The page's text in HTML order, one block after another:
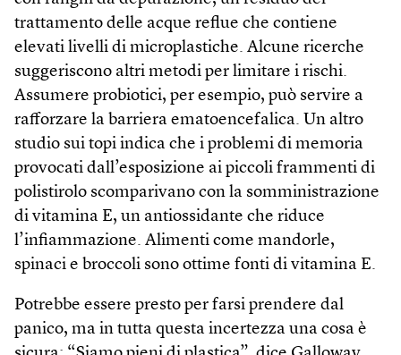
trattamento delle acque reflue che contiene
elevati livelli di microplastiche. Alcune ricerche
suggeriscono altri metodi per limitare i rischi.
Assumere probiotici, per esempio, può servire a
rafforzare la barriera ematoencefalica. Un altro
studio sui topi indica che i problemi di memoria
provocati dall’esposizione ai piccoli frammenti di
polistirolo scomparivano con la somministrazione
di vitamina E, un antiossidante che riduce
l’infiammazione. Alimenti come mandorle,
spinaci e broccoli sono ottime fonti di vitamina E.
Potrebbe essere presto per farsi prendere dal
panico, ma in tutta questa incertezza una cosa è